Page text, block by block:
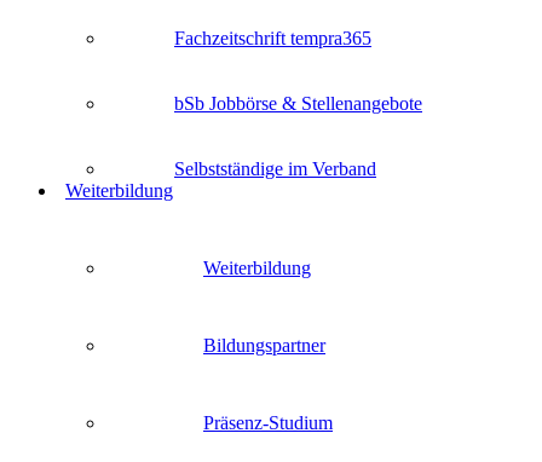
Fachzeitschrift tempra365
bSb Jobbörse & Stellenangebote
Selbstständige im Verband
Weiterbildung
Weiterbildung
Bildungspartner
Präsenz-Studium